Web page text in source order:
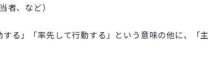
、など）
」「率先して行動する」という意味の他に、「主